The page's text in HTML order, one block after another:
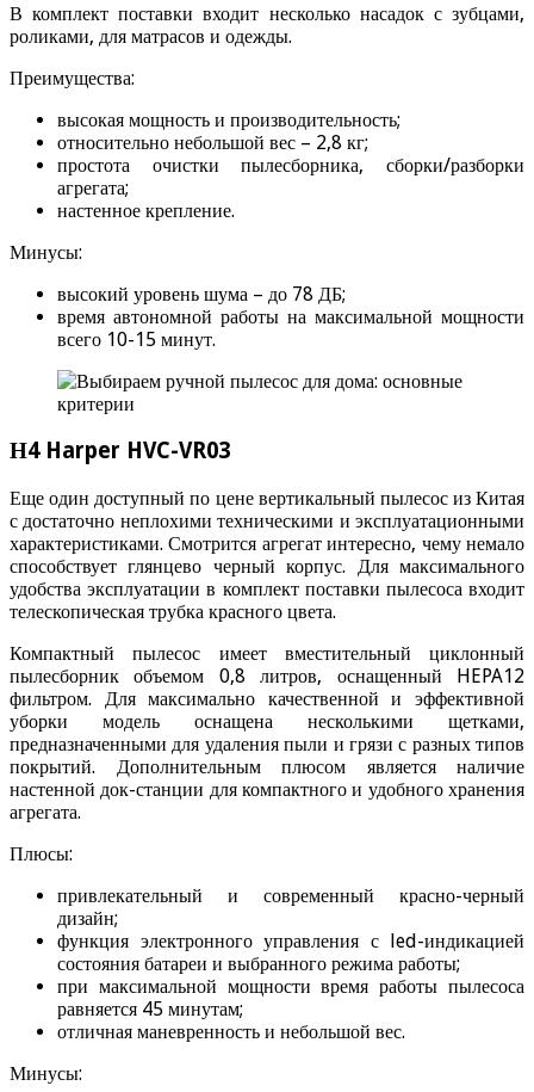
В комплект поставки входит несколько насадок с зубцами,
роликами, для матрасов и одежды.
Преимущества:
высокая мощность и производительность;
относительно небольшой вес – 2,8 кг;
простота очистки пылесборника, сборки/разборки
агрегата;
настенное крепление.
Минусы:
высокий уровень шума – до 78 ДБ;
время автономной работы на максимальной мощности
всего 10-15 минут.
Н4 Harper HVC-VR03
Еще один доступный по цене вертикальный пылесос из Китая
с достаточно неплохими техническими и эксплуатационными
характеристиками. Смотрится агрегат интересно, чему немало
способствует глянцево черный корпус. Для максимального
удобства эксплуатации в комплект поставки пылесоса входит
телескопическая трубка красного цвета.
Компактный пылесос имеет вместительный циклонный
пылесборник объемом 0,8 литров, оснащенный HEPA12
фильтром. Для максимально качественной и эффективной
уборки модель оснащена несколькими щетками,
предназначенными для удаления пыли и грязи с разных типов
покрытий. Дополнительным плюсом является наличие
настенной док-станции для компактного и удобного хранения
агрегата.
Плюсы:
привлекательный и современный красно-черный
дизайн;
функция электронного управления с led-индикацией
состояния батареи и выбранного режима работы;
при максимальной мощности время работы пылесоса
равняется 45 минутам;
отличная маневренность и небольшой вес.
Минусы: